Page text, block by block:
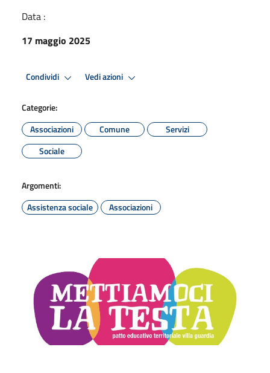
Data :
17 maggio 2025
Condividi Vedi azioni
Categorie:
Associazioni
Comune
Servizi
Sociale
Argomenti:
Assistenza sociale
Associazioni